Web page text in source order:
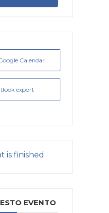
Calendar
export
is finished.
EVENTO